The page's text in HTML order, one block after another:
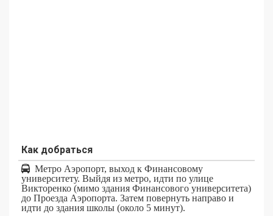
Как добраться
Метро Аэропорт, выход к Финансовому
университету. Выйдя из метро, идти по улице
Викторенко (мимо здания Финансового университета)
до Проезда Аэропорта. Затем повернуть направо и
идти до здания школы (около 5 минут).